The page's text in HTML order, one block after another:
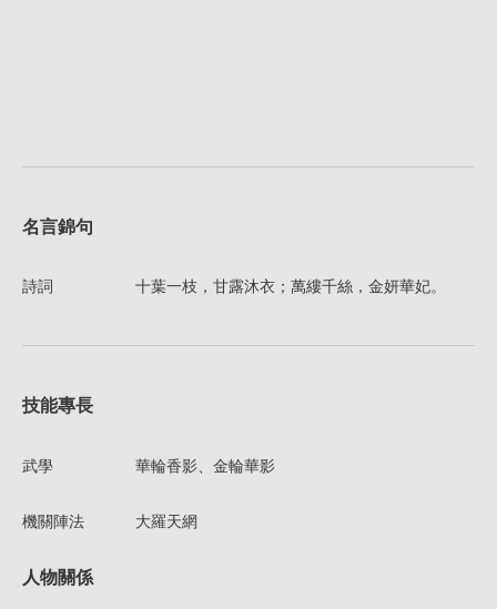
名言錦句
詩詞 十葉一枝，甘露沐衣；萬縷千絲，金妍華妃。
技能專長
武學 華輪香影、金輪華影
機關陣法 大羅天網
人物關係